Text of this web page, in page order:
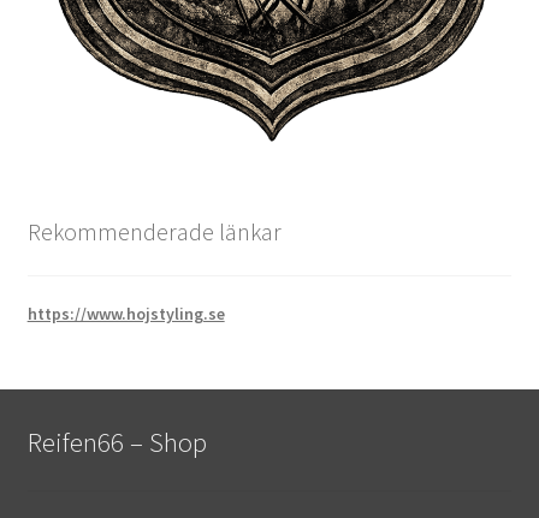
Rekommenderade länkar
https://www.hojstyling.se
Reifen66 – Shop